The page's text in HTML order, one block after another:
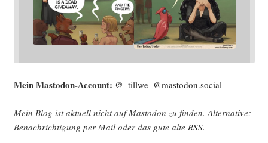
Mein Mast­o­don-Account: @_tillwe_@mastodon.social
Mein Blog ist aktu­ell nicht auf Mast­o­don zu fin­den. Alter­na­ti­ve:
Benach­rich­ti­gung per Mail oder das gute alte RSS.